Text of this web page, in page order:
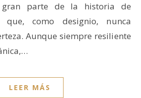
gran parte de la historia de
que, como designio, nunca
Aunque siempre resiliente
LEER MÁS